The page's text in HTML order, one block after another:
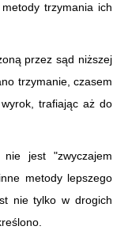
trzymania ich
przez sąd niższej
trzymanie, czasem
wyrok, trafiając aż do
jest "zwyczajem
metody lepszego
nie tylko w drogich